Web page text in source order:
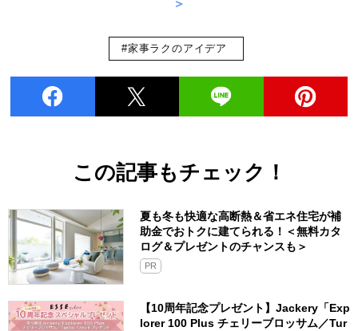
＞
#家事ラクのアイデア
この記事もチェック！
夏も冬も快適な高断熱＆省エネ住宅が補
助金でおトクに建てられる！＜無料カタ
ログ＆プレゼントのチャンスも＞
PR
【10周年記念プレゼント】Jackery「Exp
lorer 100 Plus チェリーブロッサム／Tur